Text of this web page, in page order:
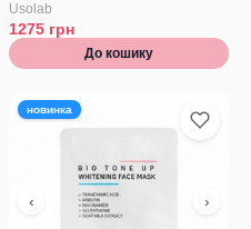
Intensive Cleansing Water
Usolab
1275 грн
До кошику
новинка
‹ ›